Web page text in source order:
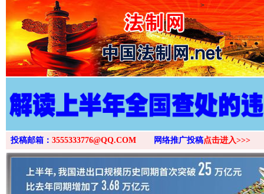
>
投稿邮箱： 3555333776@QQ.COM 网络推广投稿点击进入>>>